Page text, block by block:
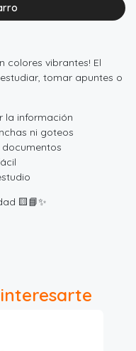
colores vibrantes! El
tomar apuntes o
la información
ni goteos
🟨📘✨